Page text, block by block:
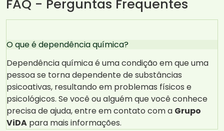
FAQ - Perguntas Frequentes
O que é dependência química?
Dependência química é uma condição em que uma
pessoa se torna dependente de substâncias
psicoativas, resultando em problemas físicos e
psicológicos. Se você ou alguém que você conhece
precisa de ajuda, entre em contato com a Grupo
ViDA para mais informações.